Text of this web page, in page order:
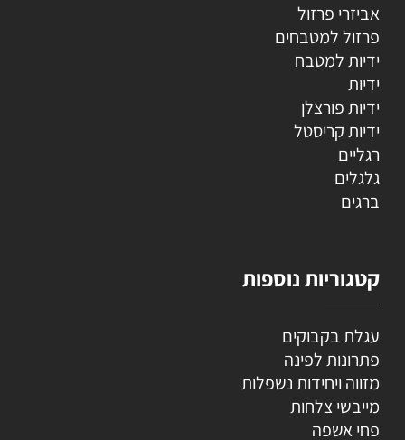
אביזרי פרזול
פרזול למטבחים
ידיות למטבח
ידיות
ידיות פורצלן
ידיות קריסטל
רגליים
גלגלים
ברגים
קטגוריות נוספות
עגלת בקבוקים
פתרונות לפינה
מזווה ויחידות נשפלות
מייבשי צלחות
פחי אשפה